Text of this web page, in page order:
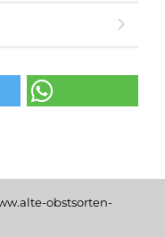
obstsorten-